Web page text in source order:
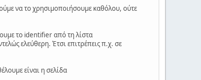
να το χρησιμοποιήσουμε καθόλου, ούτε
το identifier από τη λίστα
ελεύθερη. Έτσι επιτρέπεις π.χ. σε
είναι η σελίδα